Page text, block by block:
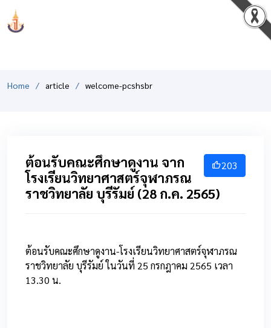
Home article welcome-pcshsbr
203
ต้อนรับคณะศึกษาดูงาน จาก
โรงเรียนวิทยาศาสตร์จุฬาภรณ
ราชวิทยาลัย บุรีรัมย์ (28 ก.ค. 2565)
ต้อนรับคณะศึกษาดูงาน-โรงเรียนวิทยาศาสตร์จุฬาภรณ
ราชวิทยาลัย บุรีรัมย์ ในวันที่ 25 กรกฎาคม 2565 เวลา
13.30 น.